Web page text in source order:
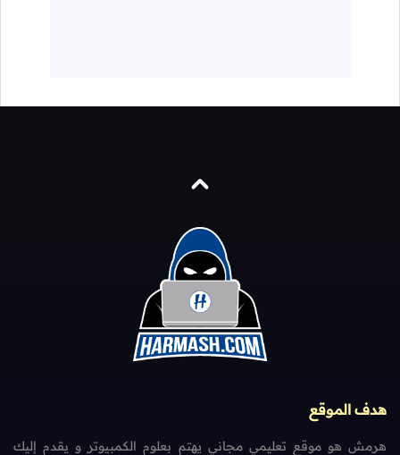
هدف الموقع
هرمش هو موقع تعليمي مجاني يهتم بعلوم الكمبيوتر و يقدم إليك